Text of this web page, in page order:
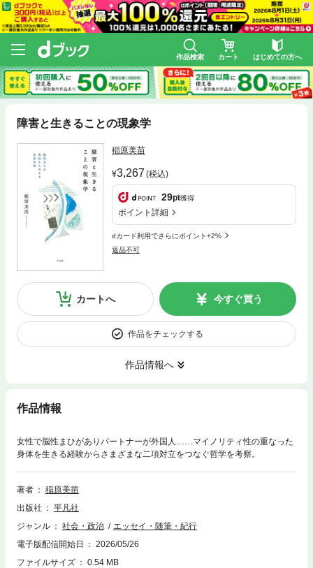
作品検索 カート はじめての方へ
障害と生きることの現象学
稲原美苗
3,267 (税込)
29pt獲得
ポイント詳細
dカード利用でさらにポイント+2%
返品不可
カートへ 今すぐ買う
作品をチェックする
作品情報へ
作品情報
女性で脳性まひがありパートナーが外国人……マイノリティ性の重なった
身体を生きる経験からさまざまな二項対立をつなぐ哲学を考察。
著者
稲原美苗
出版社
平凡社
ジャンル
社会・政治
エッセイ・随筆・紀行
電子版配信開始日
2026/05/26
ファイルサイズ
0.54 MB